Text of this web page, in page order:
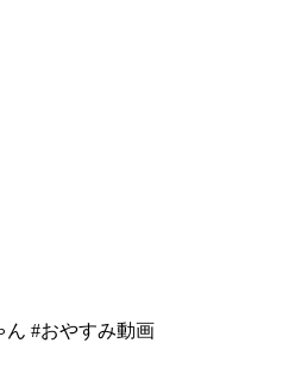
ん #おやすみ動画